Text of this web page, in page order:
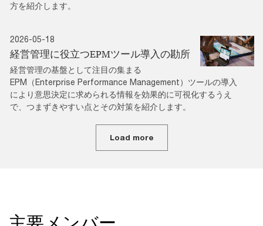
方を紹介します。
2026-05-18
経営管理に役立つEPMツール導入の勘所
経営管理の基盤として注目の集まる
EPM（Enterprise Performance Management）ツールの導入
により意思決定に求められる情報を効果的に可視化するうえ
で、つまずきやすい点とその対策を紹介します。
Load more